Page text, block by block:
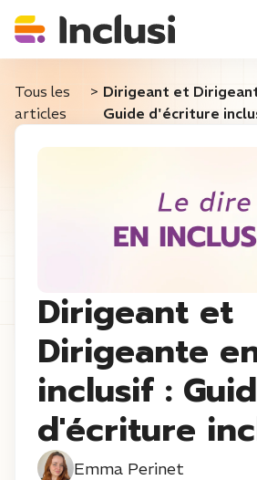
Tous les
articles
> Dirigeant et
Guide d'écriture
Dirigeant et
Dirigeante
inclusif :
d'écriture
Emma Perinet